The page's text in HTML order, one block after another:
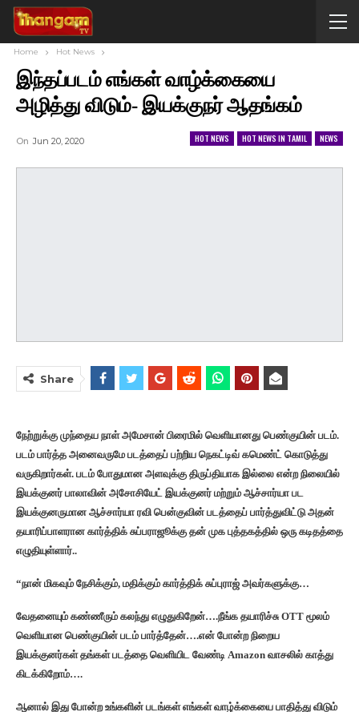
Home Hot News
இந்தப்படம் எங்கள் வாழ்க்கையை
அழித்து விடும்- இயக்குநர் ஆதங்கம்
HOT NEWS HOT NEWS IN TAMIL NEWS
On Jun 20, 2020
Share
நேற்றுக்கு முந்தைய நாள் அமேசான் பிரைமில் வெளியானது பெண்குயின் படம்.
படம் பார்த்த அனைவருமே படத்தைப் பற்றிய நெகட்டிவ் கமெண்ட் கொடுத்து
வருகிறார்கள். படம் போதுமான அளவுக்கு திருப்தியாக இல்லை என்ற நிலையில்
இயக்குனர் பாலாவின் அசோசியேட் இயக்குனர் மற்றும் ஆச்சார்யா பட
இயக்குனருமான ஆச்சார்யா ரவி பென்குவின் படத்தைப் பார்த்துவிட்டு அதன்
தயாரிப்பாளரான கார்த்திக் சுப்பராஜூக்கு தன் முக புத்தகத்தில் ஒரு கடிதத்தை
எழுதியுள்ளார்..
“நான் மிகவும் நேசிக்கும், மதிக்கும் கார்த்திக் சுப்புராஜ் அவர்களுக்கு…
வேதனையும் கண்ணீரும் கலந்து எழுதுகிறேன்….நீங்க தயாரிச்சு OTT மூலம்
வெளியான பெண்குயின் படம் பார்த்தேன்….என் போன்ற நிறைய
இயக்குனர்கள் தங்கள் படத்தை வெளியிட வேண்டி Amazon வாசலில் காத்து
கிடக்கிறோம்….
ஆனால் இது போன்ற உங்களின் படங்கள் எங்கள் வாழ்க்கையை பாதித்து விடும்